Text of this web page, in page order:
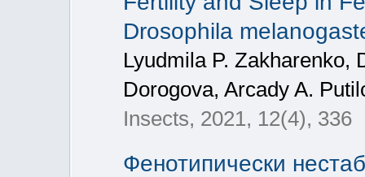
Drosophila
Lyudmila P. Zakharenko,
Dorogova, Arcady A.
Insects, 2021, 12(4), 336
Фенотипически